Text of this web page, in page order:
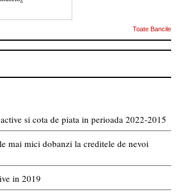
Toate Bancile
si cota de piata in perioada 2022-2015
mai mici dobanzi la creditele de nevoi
in 2019